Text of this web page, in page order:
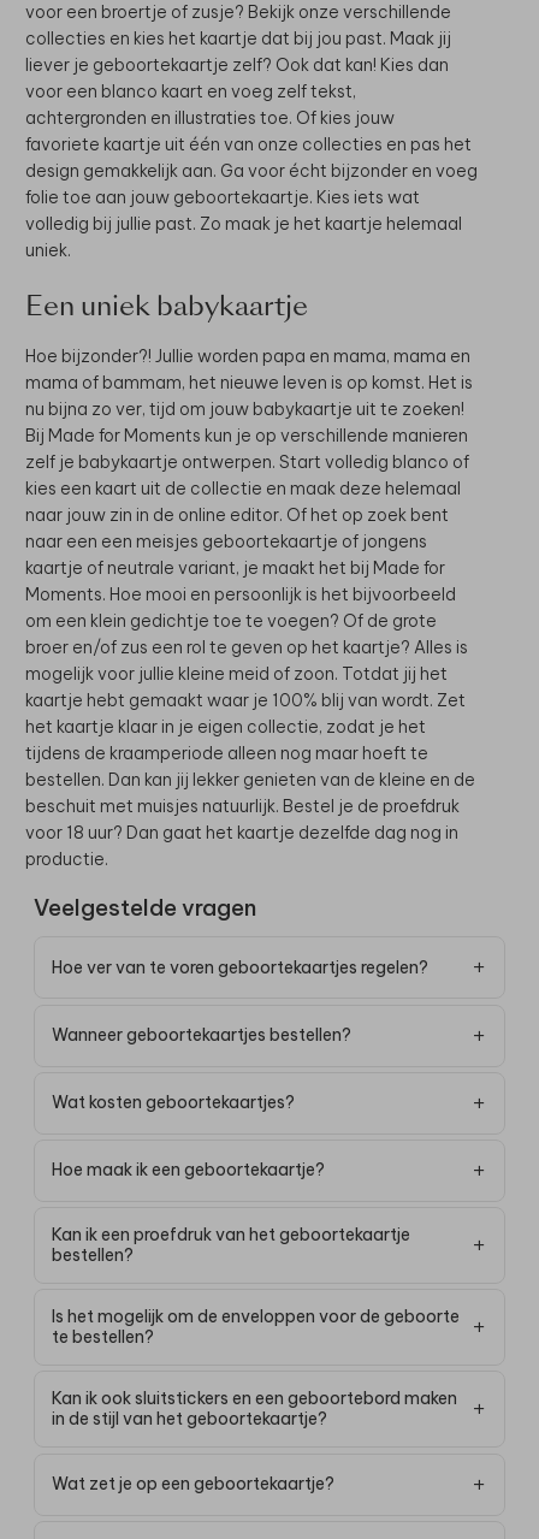
voor een broertje of zusje? Bekijk onze verschillende
collecties en kies het kaartje dat bij jou past. Maak jij
liever je geboortekaartje zelf? Ook dat kan! Kies dan
voor een blanco kaart en voeg zelf tekst,
achtergronden en illustraties toe. Of kies jouw
favoriete kaartje uit één van onze collecties en pas het
design gemakkelijk aan. Ga voor écht bijzonder en voeg
folie toe aan jouw geboortekaartje. Kies iets wat
volledig bij jullie past. Zo maak je het kaartje helemaal
uniek.
Een uniek babykaartje
Hoe bijzonder?! Jullie worden papa en mama, mama en
mama of bammam, het nieuwe leven is op komst. Het is
nu bijna zo ver, tijd om jouw babykaartje uit te zoeken!
Bij Made for Moments kun je op verschillende manieren
zelf je babykaartje ontwerpen. Start volledig blanco of
kies een kaart uit de collectie en maak deze helemaal
naar jouw zin in de online editor. Of het op zoek bent
naar een een meisjes geboortekaartje of jongens
kaartje of neutrale variant, je maakt het bij Made for
Moments. Hoe mooi en persoonlijk is het bijvoorbeeld
om een klein gedichtje toe te voegen? Of de grote
broer en/of zus een rol te geven op het kaartje? Alles is
mogelijk voor jullie kleine meid of zoon. Totdat jij het
kaartje hebt gemaakt waar je 100% blij van wordt. Zet
het kaartje klaar in je eigen collectie, zodat je het
tijdens de kraamperiode alleen nog maar hoeft te
bestellen. Dan kan jij lekker genieten van de kleine en de
beschuit met muisjes natuurlijk. Bestel je de proefdruk
voor 18 uur? Dan gaat het kaartje dezelfde dag nog in
productie.
Veelgestelde vragen
Hoe ver van te voren geboortekaartjes regelen?
Wanneer geboortekaartjes bestellen?
Wat kosten geboortekaartjes?
Hoe maak ik een geboortekaartje?
Kan ik een proefdruk van het geboortekaartje
bestellen?
Is het mogelijk om de enveloppen voor de geboorte
te bestellen?
Kan ik ook sluitstickers en een geboortebord maken
in de stijl van het geboortekaartje?
Wat zet je op een geboortekaartje?